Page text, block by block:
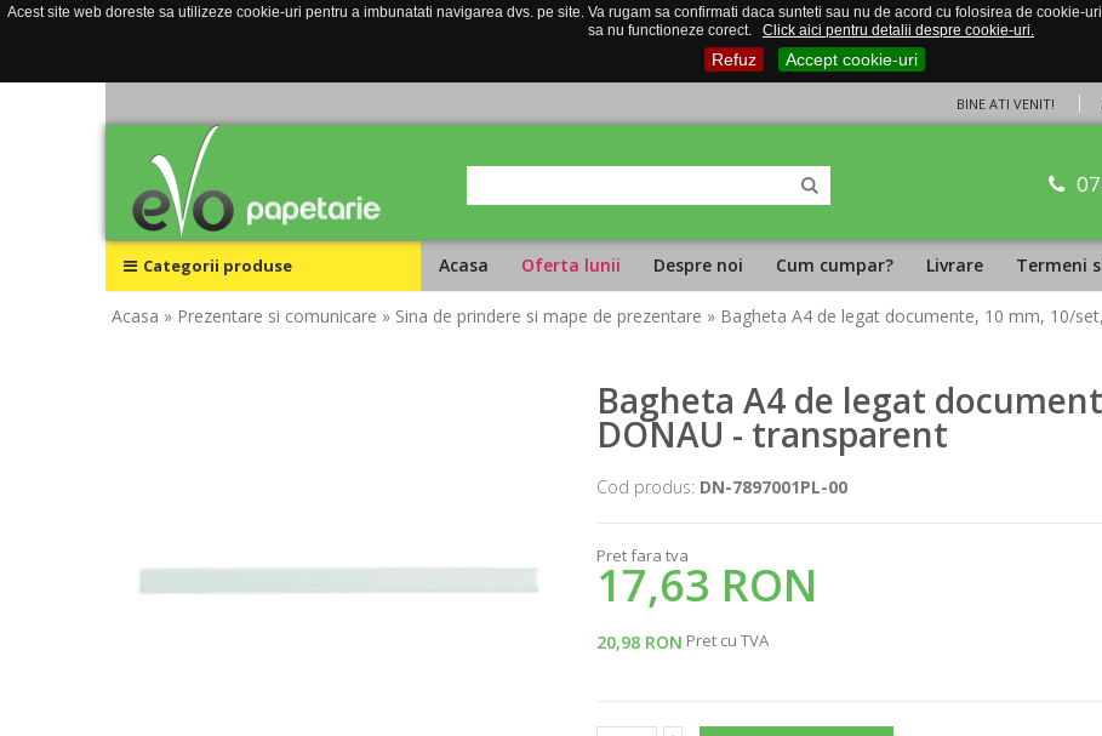
Acest site web doreste sa utilizeze cookie-uri pentru a imbunatati navigarea dvs. pe site. Va rugam sa confirmati daca sunteti sau nu de acord cu folosirea de
sa nu functioneze corect.
Click aici pentru detalii despre cookie-uri.
Refuz Accept cookie-uri
BINE ATI VENIT!
Categorii produse Acasa Oferta lunii Despre noi Cum cumpar? Livrare Termeni
Acasa » Prezentare si comunicare » Sina de prindere si mape de prezentare » Bagheta A4 de legat documente, 10 mm, 10/
Bagheta A4 de legat
DONAU - transparent
Cod produs: DN-7897001PL-00
Pret fara tva
17,63 RON
20,98 RON Pret cu TVA